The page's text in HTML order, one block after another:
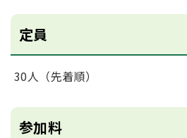
定員
30人（先着順）
参加料